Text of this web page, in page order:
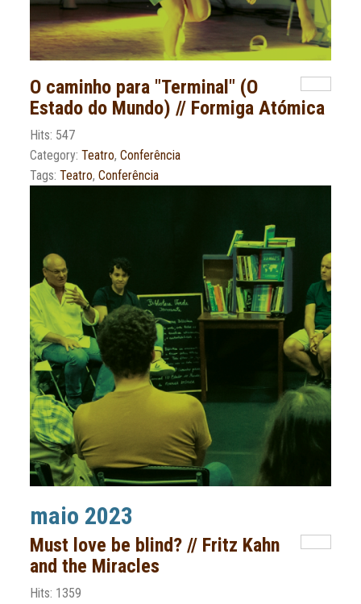
O caminho para "Terminal" (O
Estado do Mundo) // Formiga Atómica
Hits: 547
Category:Teatro,Conferência
Tags:Teatro, Conferência
maio 2023
Must love be blind? // Fritz Kahn
and the Miracles
Hits: 1359